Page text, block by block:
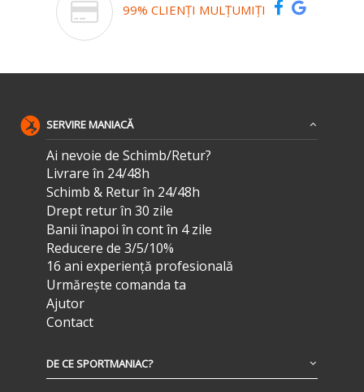
99% CLIENȚI MULȚUMIȚI
SERVIRE MANIACĂ
Ai nevoie de Schimb/Retur?
Livrare în 24/48h
Schimb & Retur în 24/48h
Drept retur în 30 zile
Banii înapoi în cont în 4 zile
Reducere de 3/5/10%
16 ani experiență profesională
Urmărește comanda ta
Ajutor
Contact
DE CE SPORTMANIAC?